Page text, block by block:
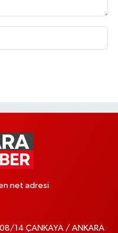
net adresi
14 ÇANKAYA / ANKARA